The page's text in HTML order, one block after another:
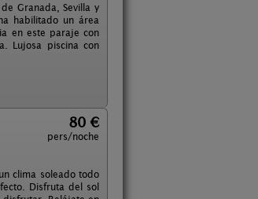
Granada, Sevilla y
habilitado un área
en este paraje con
Lujosa piscina con
80 €
pers/noche
clima soleado todo
Disfruta del sol